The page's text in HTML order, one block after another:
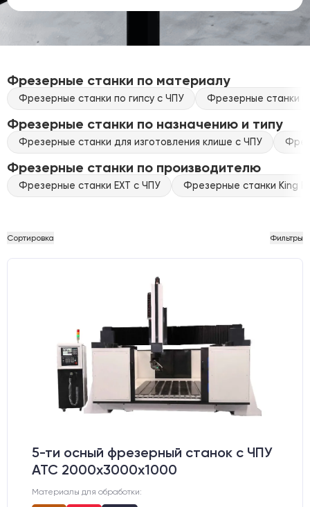
Фрезерные станки по материалу
Фрезерные станки по гипсу с ЧПУ Фрезерные станки
Фрезерные станки по назначению и типу
Фрезерные станки для изготовления клише с ЧПУ
Фрезерные станки по производителю
Фрезерные станки EXT с ЧПУ Фрезерные станки King
Сортировка Фильтры
5-ти осный фрезерный станок с ЧПУ
АТС 2000х3000х1000
Материалы для обработки: